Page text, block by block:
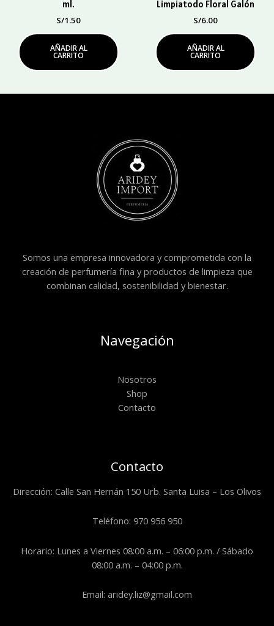
ml.
S/1.50
AÑADIR AL
CARRITO
Limpiatodo Floral Galón
S/6.00
AÑADIR AL
CARRITO
Somos una empresa innovadora y comprometida con la
creación de perfumería fina y productos de limpieza que
combinan calidad, sostenibilidad y bienestar.
Navegación
Nosotros
Shop
Contacto
Contacto
Dirección: Calle San Hernán 150 Urb. Santa Luisa – Los Olivos
Teléfono: 970 956 950
Horario: Lunes a Viernes 08:00 a.m. – 06:00 p.m. / Sábado
08:00 a.m. – 04:00 p.m.
Email: aridey.liz@gmail.com